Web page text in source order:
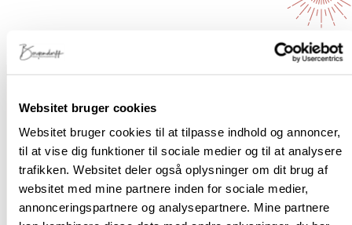
Websitet bruger cookies
Websitet bruger cookies til at tilpasse indhold og annoncer,
til at vise dig funktioner til sociale medier og til at analysere
trafikken. Websitet deler også oplysninger om dit brug af
websitet med mine partnere inden for sociale medier,
annonceringspartnere og analysepartnere. Mine partnere
Hvis du har lyst til at vide mere..